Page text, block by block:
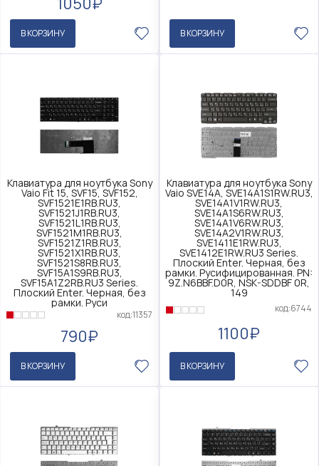
В КОРЗИНУ В КОРЗИНУ
Клавиатура для ноутбука Sony
Vaio Fit 15, SVF15, SVF152,
SVF1521E1RB.RU3,
SVF1521J1RB.RU3,
SVF1521L1RB.RU3,
SVF1521M1RB.RU3,
SVF1521Z1RB.RU3,
SVF1521X1RB.RU3,
SVF1521S8RB.RU3,
SVF15A1S9RB.RU3,
SVF15A1Z2RB.RU3 Series.
Плоский Enter. Черная, без
рамки. Руси
код:11357
790₽
В КОРЗИНУ
Клавиатура для ноутбука Sony
Vaio SVE14A, SVE14A1S1RW.RU3,
SVE14A1V1RW.RU3,
SVE14A1S6RW.RU3,
SVE14A1V6RW.RU3,
SVE14A2V1RW.RU3,
SVE1411E1RW.RU3,
SVE1412E1RW.RU3 Series.
Плоский Enter. Черная, без
рамки. Русифицированная. PN:
9Z.N6BBF.D0R, NSK-SDDBF 0R,
149
код:6744
1100₽
В КОРЗИНУ